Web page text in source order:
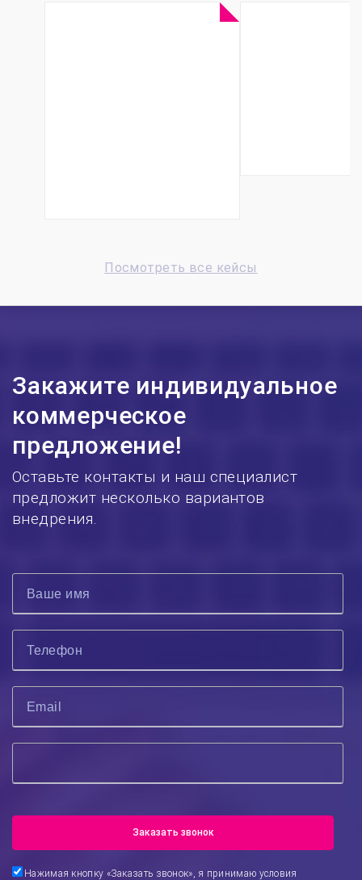
Посмотреть все кейсы
Закажите индивидуальное
коммерческое
предложение!
Оставьте контакты и наш специалист
предложит несколько вариантов
внедрения.
Заказать звонок
Нажимая кнопку «Заказать звонок», я принимаю условия